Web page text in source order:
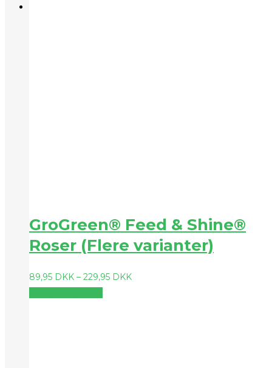
GroGreen® Feed & Shine®
Roser (Flere varianter)
89,95 DKK – 229,95 DKK